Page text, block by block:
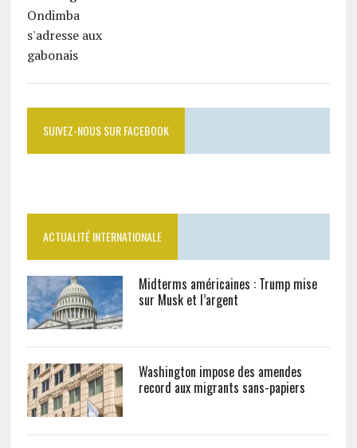
SUIVEZ-NOUS SUR FACEBOOK
ACTUALITÉ INTERNATIONALE
Midterms américaines : Trump mise
sur Musk et l’argent
Washington impose des amendes
record aux migrants sans-papiers